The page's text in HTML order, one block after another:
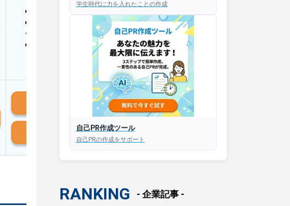
30秒以内にあなたのESを添削
30秒以内にあなただけのESを
作成
AIと対話して面接練習ができ
iOS版はこちら
Android版はこちら
学生時代に力を入れたことの作成
自己PR作成ツール
自己PRの作成をサポート
RANKING - 企業記事 -